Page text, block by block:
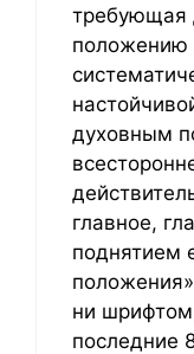
требующая
духовным
главное,
поднятием
ни
последние